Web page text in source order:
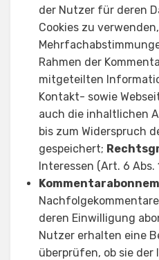
der Nutzer für deren
Cookies zu
Rahmen der
mitgeteilten
Kontakt- sowie
auch die inhaltlichen
bis zum Widerspruch
gespeichert;
Interessen (Art. 6 Abs.
deren Einwilligung
Nutzer erhalten eine
überprüfen, ob sie der